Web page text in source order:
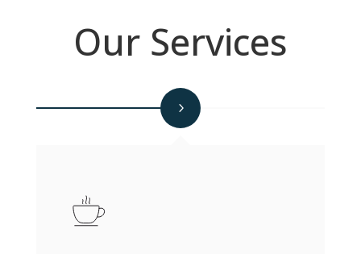
Our Services